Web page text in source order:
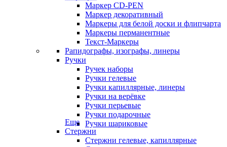
Маркер CD-PEN
Маркер декоративный
Маркеры для белой доски и флипчарта
Маркеры перманентные
Текст-Маркеры
Рапидографы, изографы, линеры
Ручки
Ручек наборы
Ручки гелевые
Ручки капиллярные, линеры
Ручки на верёвке
Ручки перьевые
Ручки подарочные
Ручки шариковые
Еще
Стержни
Стержни гелевые, капиллярные